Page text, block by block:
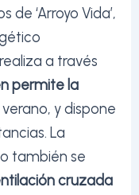
‘Arroyo Vida’,
a través
permite la
y dispone
La
también se
cruzada